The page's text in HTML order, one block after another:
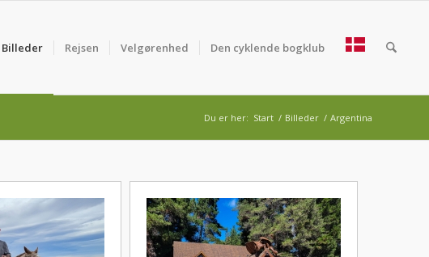
Billeder Rejsen Velgørenhed Den cyklende bogklub
Du er her: Start / Billeder / Argentina